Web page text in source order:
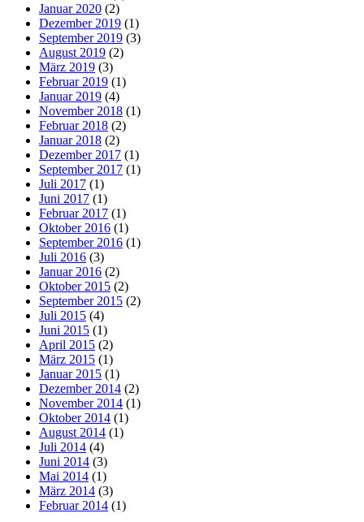
Januar 2020 (2)
Dezember 2019 (1)
September 2019 (3)
August 2019 (2)
März 2019 (3)
Februar 2019 (1)
Januar 2019 (4)
November 2018 (1)
Februar 2018 (2)
Januar 2018 (2)
Dezember 2017 (1)
September 2017 (1)
Juli 2017 (1)
Juni 2017 (1)
Februar 2017 (1)
Oktober 2016 (1)
September 2016 (1)
Juli 2016 (3)
Januar 2016 (2)
Oktober 2015 (2)
September 2015 (2)
Juli 2015 (4)
Juni 2015 (1)
April 2015 (2)
März 2015 (1)
Januar 2015 (1)
Dezember 2014 (2)
November 2014 (1)
Oktober 2014 (1)
August 2014 (1)
Juli 2014 (4)
Juni 2014 (3)
Mai 2014 (1)
März 2014 (3)
Februar 2014 (1)